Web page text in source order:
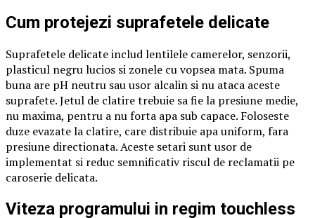
Cum protejezi suprafetele delicate
Suprafetele delicate includ lentilele camerelor, senzorii,
plasticul negru lucios si zonele cu vopsea mata. Spuma
buna are pH neutru sau usor alcalin si nu ataca aceste
suprafete. Jetul de clatire trebuie sa fie la presiune medie,
nu maxima, pentru a nu forta apa sub capace. Foloseste
duze evazate la clatire, care distribuie apa uniform, fara
presiune directionata. Aceste setari sunt usor de
implementat si reduc semnificativ riscul de reclamatii pe
caroserie delicata.
Viteza programului in regim touchless